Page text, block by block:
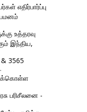
எதிர்பார்ப்பு
உத்தரவு
இந்திய,
3565
பரிசீலனை -